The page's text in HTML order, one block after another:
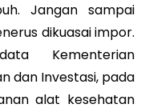
Jangan sampai
dikuasai impor.
Kementerian
dan Investasi, pada
alat kesehatan